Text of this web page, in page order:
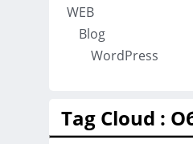
WEB
Blog
WordPress
Tag Cloud :